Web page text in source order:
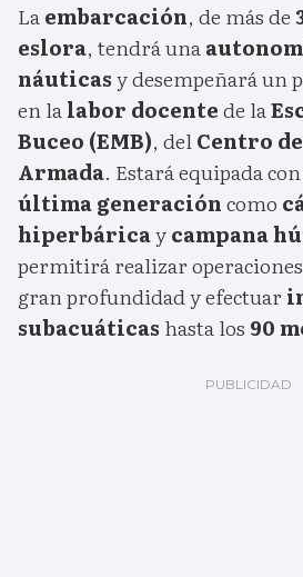
Laembarcación, de más de
eslora, tendrá una
náuticasy desempeñará un
en lalabor docentede la
Buceo (EMB), delCentro
Armada. Estará equipada
última generacióncomo
hiperbáricaycampana
permitirá realizar operaciones
gran profundidad y efectuar
subacuáticas hasta los 90